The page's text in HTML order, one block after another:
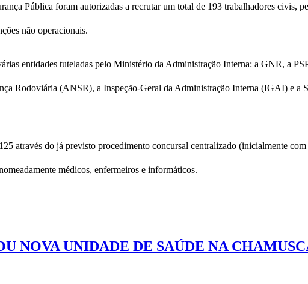
Pública foram autorizadas a recrutar um total de 193 trabalhadores civis,
não operacionais.
entidades tuteladas pelo Ministério da Administração Interna: a GNR, a
Rodoviária (ANSR), a Inspeção-Geral da Administração Interna (IGAI) e a
através do já previsto procedimento concursal centralizado (inicialmente
médicos, enfermeiros e informáticos.
NOVA UNIDADE DE SAÚDE NA